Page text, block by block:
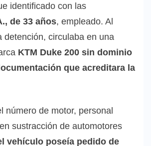
identificado con las
de 33 años, empleado. Al
detención, circulaba en una
KTM Duke 200 sin dominio
que acreditara la
número de motor, personal
sustracción de automotores
vehículo poseía pedido de